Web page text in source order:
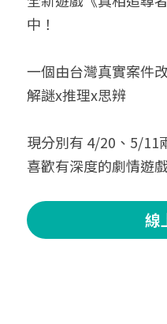
中！
一個由台灣真實案件
解謎x推理x思辨
現分別有 4/20、5/11
喜歡有深度的劇情遊
線